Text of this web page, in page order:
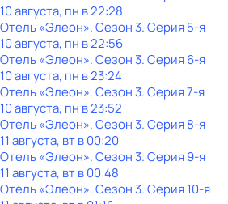
10 августа, пн в 22:28
Отель «Элеон». Сезон 3. Серия 5-я
10 августа, пн в 22:56
Отель «Элеон». Сезон 3. Серия 6-я
10 августа, пн в 23:24
Отель «Элеон». Сезон 3. Серия 7-я
10 августа, пн в 23:52
Отель «Элеон». Сезон 3. Серия 8-я
11 августа, вт в 00:20
Отель «Элеон». Сезон 3. Серия 9-я
11 августа, вт в 00:48
Отель «Элеон». Сезон 3. Серия 10-я